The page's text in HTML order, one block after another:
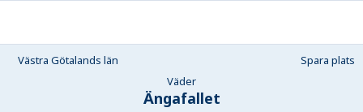
Västra Götalands län
Spara plats
Väder
Ängafallet